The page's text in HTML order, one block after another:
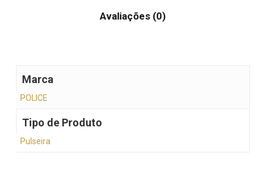
Avaliações (0)
Marca
POLICE
Tipo de Produto
Pulseira